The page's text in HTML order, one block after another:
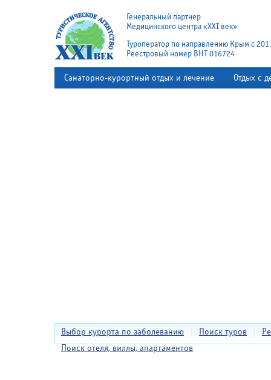
Генеральный партнер
Медицинского центра «XXI век»
Туроператор по направлению Крым с
Реестровый номер ВНТ 016724
Санаторно-курортный отдых и лечение Отдых с
Выбор курорта по заболеванию Поиск туров
Поиск отеля, виллы, апартаментов